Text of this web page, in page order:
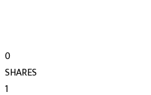
0
SHARES
1